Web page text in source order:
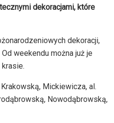
dekoracjami, które
dekoracji,
weekendu można już je
Mickiewicza, al.
Nowodąbrowską,